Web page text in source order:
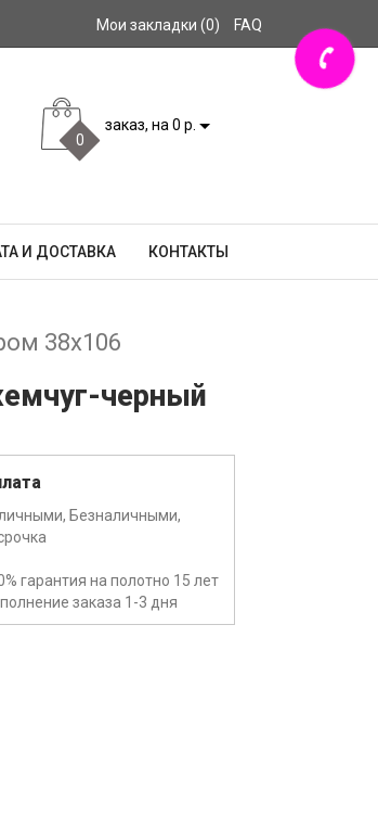
Мои закладки (0) FAQ
0
заказ, на 0 р.
И ДОСТАВКА КОНТАКТЫ
38х106
черный
Безналичными,
гарантия на полотно 15 лет
заказа 1-3 дня